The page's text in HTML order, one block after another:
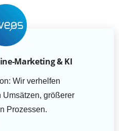
Marketing & KI
Wir verhelfen
Umsätzen, größerer
Prozessen.